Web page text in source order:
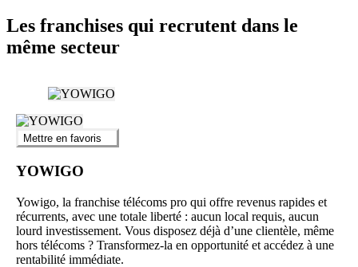
Les franchises qui recrutent dans le
même secteur
Mettre en favoris
YOWIGO
Yowigo, la franchise télécoms pro qui offre revenus rapides et
récurrents, avec une totale liberté : aucun local requis, aucun
lourd investissement. Vous disposez déjà d’une clientèle, même
hors télécoms ? Transformez-la en opportunité et accédez à une
rentabilité immédiate.